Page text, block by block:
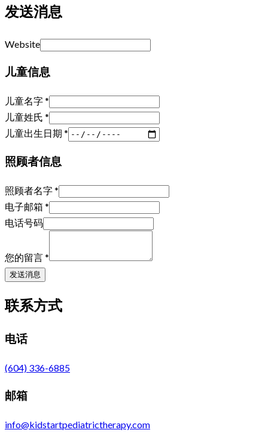
发送消息
Website
儿童信息
儿童名字*
儿童姓氏 *
儿童出生日期 *
照顾者信息
照顾者名字*
电子邮箱 *
电话号码
您的留言*
发送消息
联系方式
电话
(604) 336-6885
邮箱
info@kidstartpediatrictherapy.com